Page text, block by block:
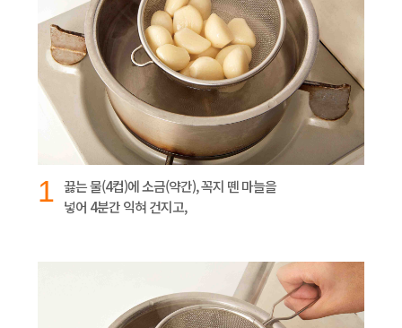
1 끓는 물(4컵)에 소금(약간), 꼭지 뗀 마늘을
넣어 4분간 익혀 건지고,